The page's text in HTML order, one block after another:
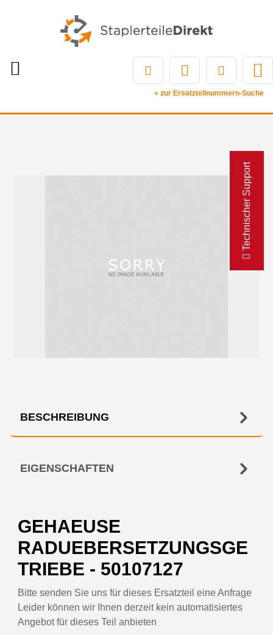
Technischer Support
» zur Ersatzteilnummern-Suche
BESCHREIBUNG
EIGENSCHAFTEN
GEHAEUSE
RADUEBERSETZUNGSGE
TRIEBE - 50107127
Bitte senden Sie uns für dieses Ersatzteil eine Anfrage
Leider können wir Ihnen derzeit kein automatisiertes
Angebot für dieses Teil anbieten